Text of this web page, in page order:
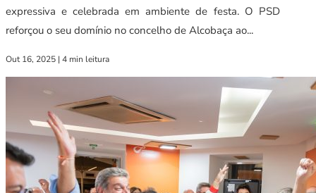
expressiva e celebrada em ambiente de festa. O PSD
reforçou o seu domínio no concelho de Alcobaça ao...
Out 16, 2025 | 4 min leitura